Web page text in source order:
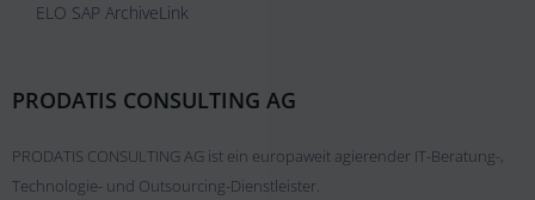
ELO SAP ArchiveLink
PRODATIS CONSULTING AG
PRODATIS CONSULTING AG ist ein europaweit agierender IT-Beratung-,
Technologie- und Outsourcing-Dienstleister.